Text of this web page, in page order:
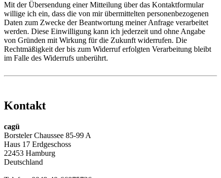
Mit der Übersendung einer Mitteilung über das Kontaktformular
willige ich ein, dass die von mir übermittelten personenbezogenen
Daten zum Zwecke der Beantwortung meiner Anfrage verarbeitet
werden. Diese Einwilligung kann ich jederzeit und ohne Angabe
von Gründen mit Wirkung für die Zukunft widerrufen. Die
Rechtmäßigkeit der bis zum Widerruf erfolgten Verarbeitung bleibt
im Falle des Widerrufs unberührt.
Kontakt
cagü
Borsteler Chaussee 85-99 A
Haus 17 Erdgeschoss
22453 Hamburg
Deutschland